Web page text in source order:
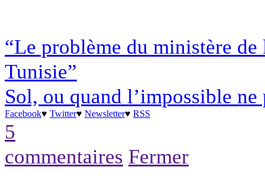
“Le problème du ministère
Tunisie”
Sol, ou quand l’impossible ne
Facebook♥ Twitter♥ Newsletter♥ RSS
5
commentaires Fermer